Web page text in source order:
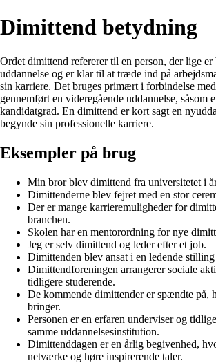
Dimittend betydning
Ordet dimittend refererer til en person, der lige
uddannelse og er klar til at træde ind på
sin karriere. Det bruges primært i forbindelse
gennemført en videregående uddannelse, såsom
kandidatgrad. En dimittend er kort sagt en
begynde sin professionelle karriere.
Eksempler på brug
Min bror blev dimittend fra universitetet i
Dimittenderne blev fejret med en stor
Der er mange karrieremuligheder for
branchen.
Skolen har en mentorordning for nye
Jeg er selv dimittend og leder efter et job.
Dimittenden blev ansat i en ledende
Dimittendforeningen arrangerer sociale
tidligere studerende.
De kommende dimittender er spændte på,
bringer.
Personen er en erfaren underviser og
samme uddannelsesinstitution.
Dimittenddagen er en årlig begivenhed,
netværke og høre inspirerende taler.